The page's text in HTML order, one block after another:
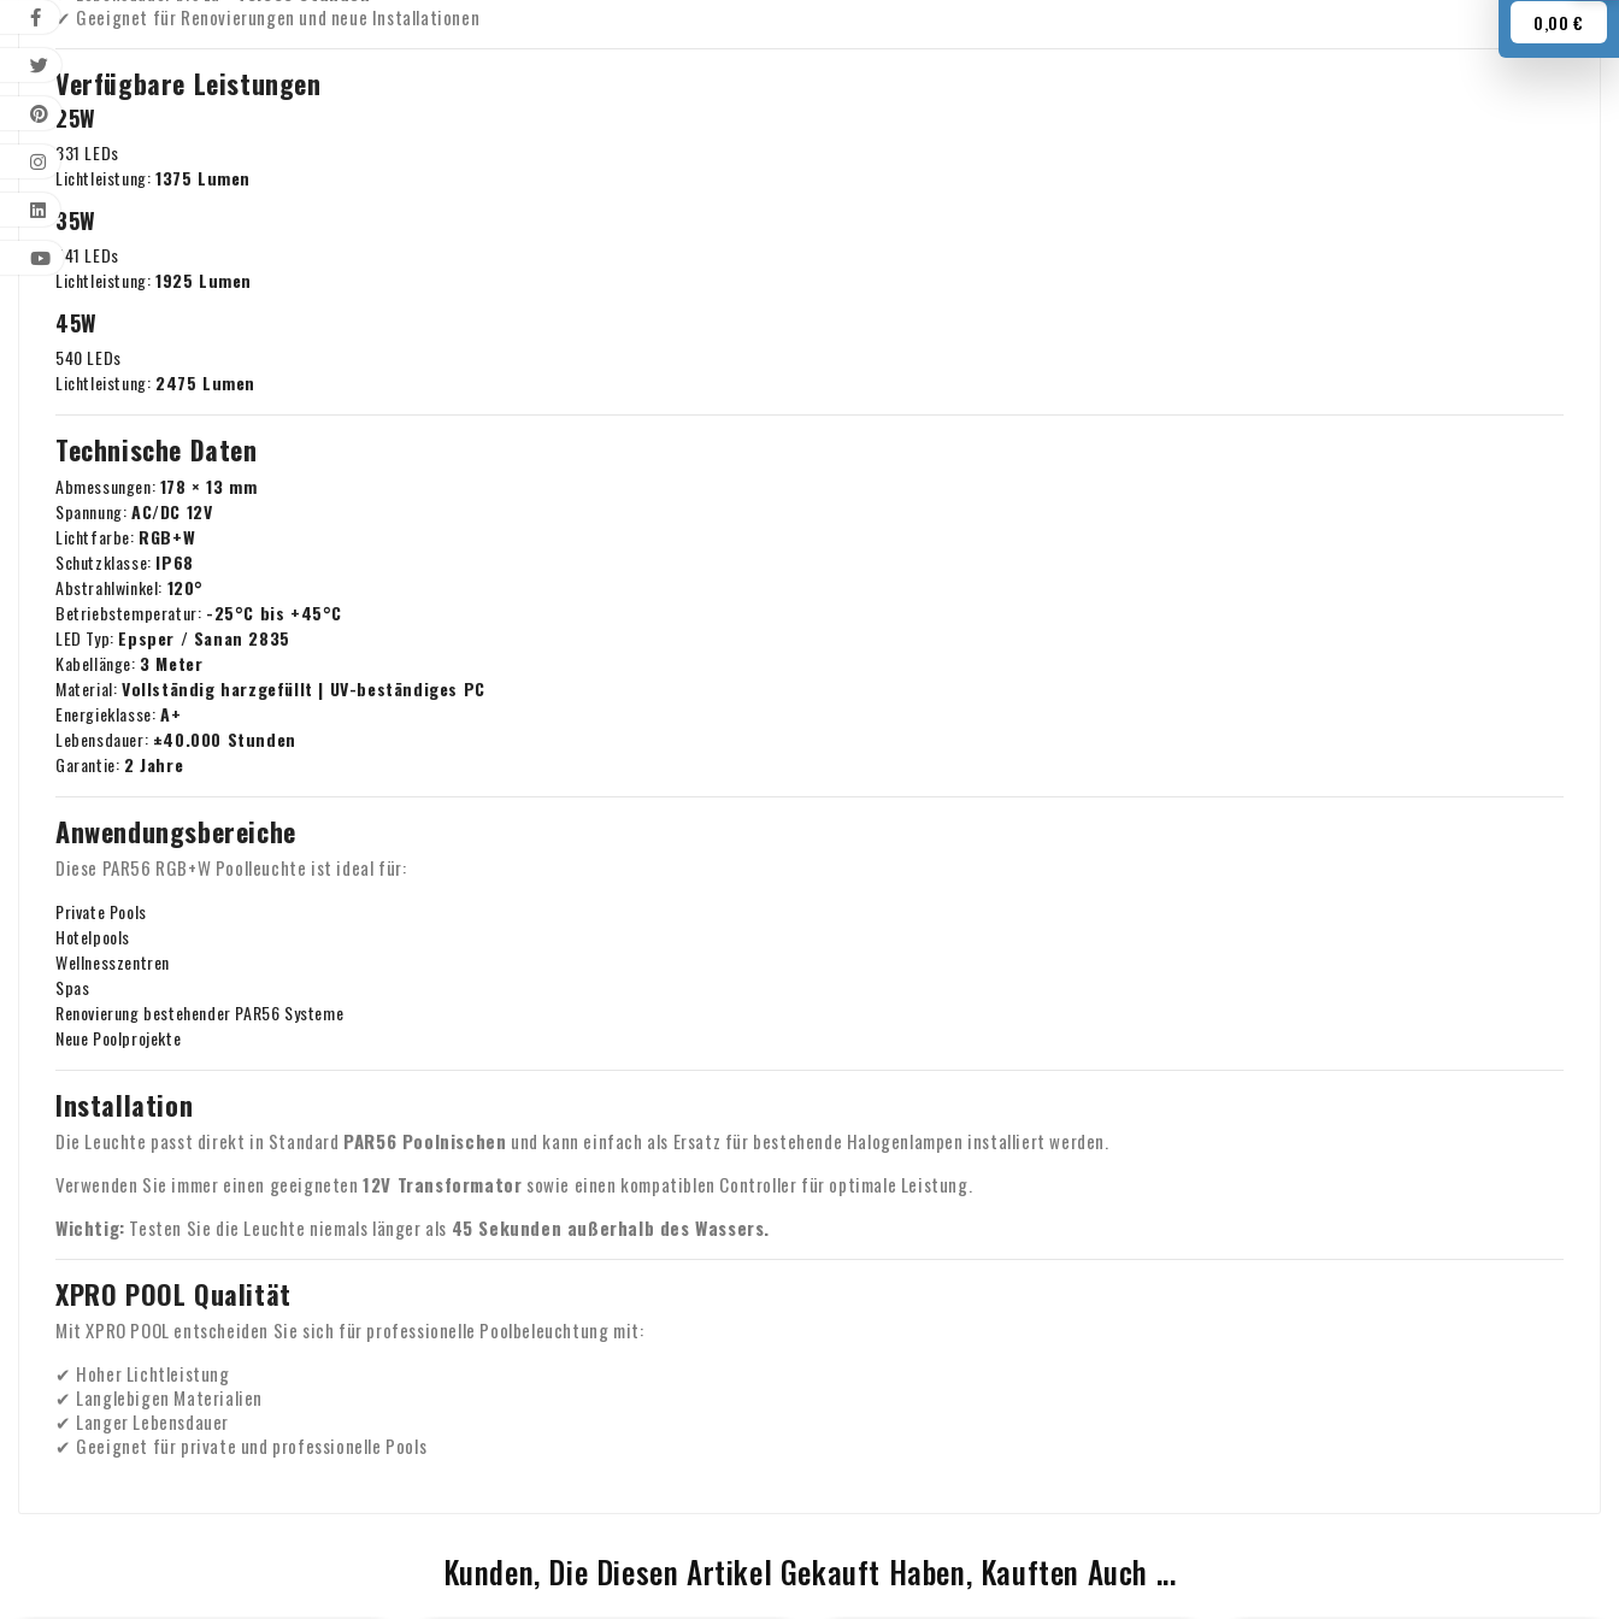
0,00 €
Bei Fragen zum Versand oder zu anderen Themen können Sie sich jederzeit unverbindlich per E-
✔ Geeignet für Renovierungen und neue Installationen
Verfügbare Leistungen
25W
331 LEDs
Lichtleistung:1375 Lumen
35W
441 LEDs
Lichtleistung:1925 Lumen
45W
540 LEDs
Lichtleistung: 2475 Lumen
Technische Daten
Abmessungen:178 × 13 mm
Spannung:AC/DC 12V
Lichtfarbe: RGB+W
Schutzklasse: IP68
Abstrahlwinkel: 120°
Betriebstemperatur: -25°C bis +45°C
LED Typ: Epsper / Sanan 2835
Kabellänge: 3 Meter
Material:Vollständig harzgefüllt | UV-beständiges PC
Energieklasse:A+
Lebensdauer: ±40.000 Stunden
Garantie: 2 Jahre
Anwendungsbereiche
Diese PAR56 RGB+W Poolleuchte ist ideal für:
Private Pools
Hotelpools
Wellnesszentren
Spas
Renovierung bestehender PAR56 Systeme
Neue Poolprojekte
Installation
Die Leuchte passt direkt in Standard PAR56 Poolnischen und kann einfach als Ersatz für bestehende Halogenlampen installiert werden.
Verwenden Sie immer einen geeigneten12V Transformator sowie einen kompatiblen Controller für optimale Leistung.
Wichtig: Testen Sie die Leuchte niemals länger als 45 Sekunden außerhalb des Wassers.
XPRO POOL Qualität
Mit XPRO POOL entscheiden Sie sich für professionelle Poolbeleuchtung mit:
✔ Hoher Lichtleistung
✔ Langlebigen Materialien
✔ Langer Lebensdauer
✔ Geeignet für private und professionelle Pools
Kunden, Die Diesen Artikel Gekauft Haben, Kauften Auch ...